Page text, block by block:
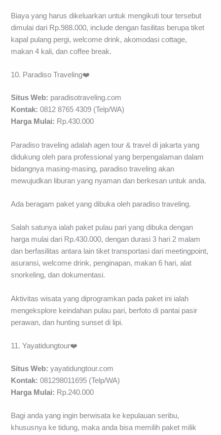
Biaya yang harus dikeluarkan untuk mengikuti tour tersebut
dimulai dari Rp.988.000, include dengan fasilitas berupa tiket
kapal pulang pergi, welcome drink, akomodasi cottage,
makan 4 kali, dan coffee break.
10. Paradiso Traveling❤️
Situs Web: paradisotraveling.com
Kontak: 0812 8765 4309 (Telp/WA)
Harga Mulai: Rp.430.000
Paradiso traveling adalah agen tour & travel di jakarta yang
didukung oleh para professional yang berpengalaman dalam
bidangnya masing-masing, paradiso traveling akan
mewujudkan liburan yang nyaman dan berkesan untuk anda.
Ada beragam paket yang dibuka oleh paradiso traveling.
Salah satunya ialah paket pulau pari yang dibuka dengan
harga mulai dari Rp.430.000, dengan durasi 3 hari 2 malam
dan berfasilitas antara lain tiket transportasi dari meetingpoint,
asuransi, welcome drink, penginapan, makan 6 hari, alat
snorkeling, dan dokumentasi.
Aktivitas wisata yang diprogramkan pada paket ini ialah
mengeksplore keindahan pulau pari, berfoto di pantai pasir
perawan, dan hunting sunset di lipi.
11. Yayatidungtour❤️
Situs Web: yayatidungtour.com
Kontak: 081298011695 (Telp/WA)
Harga Mulai: Rp.240.000
Bagi anda yang ingin berwisata ke kepulauan seribu,
khususnya ke tidung, maka anda bisa memilih paket milik